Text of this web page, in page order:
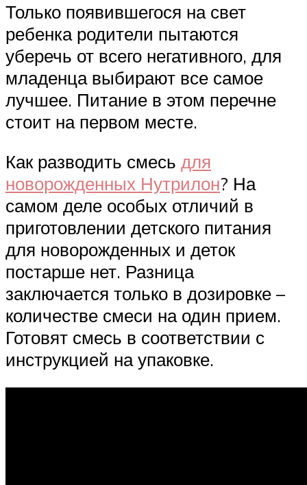
Только появившегося на свет
ребенка родители пытаются
уберечь от всего негативного, для
младенца выбирают все самое
лучшее. Питание в этом перечне
стоит на первом месте.
Как разводить смесь для
новорожденных Нутрилон? На
самом деле особых отличий в
приготовлении детского питания
для новорожденных и деток
постарше нет. Разница
заключается только в дозировке –
количестве смеси на один прием.
Готовят смесь в соответствии с
инструкцией на упаковке.